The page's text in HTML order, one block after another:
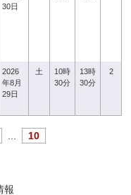
30日
2026
年8月
29日
土
10時
30分
13時
30分
2
10
報